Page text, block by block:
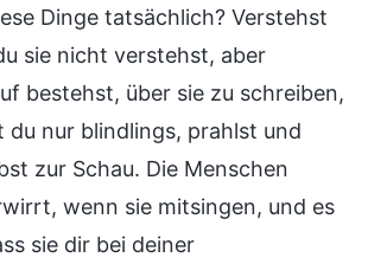
Dinge tatsächlich? Verstehst
sie nicht verstehst, aber
bestehst, über sie zu schreiben,
du nur blindlings, prahlst und
zur Schau. Die Menschen
wenn sie mitsingen, und es
sie dir bei deiner